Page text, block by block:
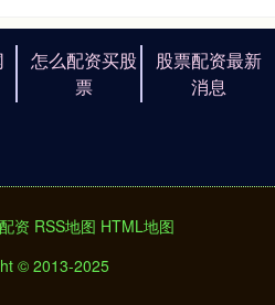
怎么配资买股
票
股票配资最新
消息
资 RSS地图 HTML地图
© 2013-2025